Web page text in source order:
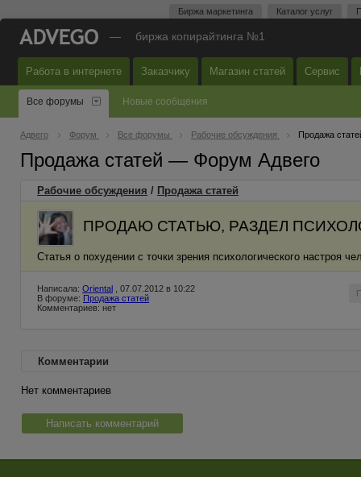
Биржа маркетинга Каталог услуг
— биржа копирайтинга №1
Работа в интернете Заказчику Магазин статей Сервис
Все форумы Новые сообщения
Адвего Форум Все форумы Рабочие обсуждения Продажа
Продажа статей — Форум Адвего
Рабочие обсуждения / Продажа статей
ПРОДАЮ СТАТЬЮ, РАЗДЕЛ
Статья о похудении с точки зрения психологического настроя
Написала: Oriental , 07.07.2012 в 10:22
В форуме: Продажа статей
Комментариев: нет
Комментарии
Нет комментариев
Написать комментарий